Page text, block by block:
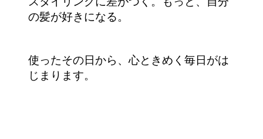
の髪が好きになる。
使ったその日から、心ときめく毎日がは
じまります。